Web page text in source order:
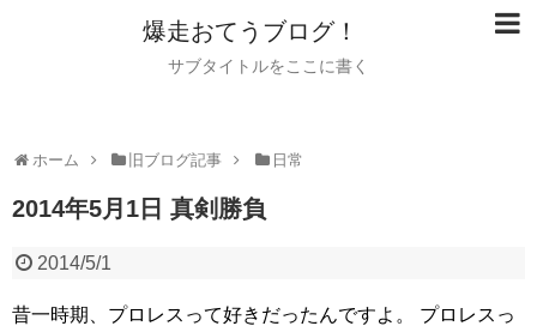
爆走おてうブログ！
サブタイトルをここに書く
ホーム 旧ブログ記事 日常
2014年5月1日 真剣勝負
2014/5/1
昔一時期、プロレスって好きだったんですよ。
プロレスっ